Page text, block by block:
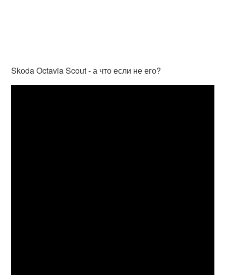
Skoda Octavia Scout - а что если не его?